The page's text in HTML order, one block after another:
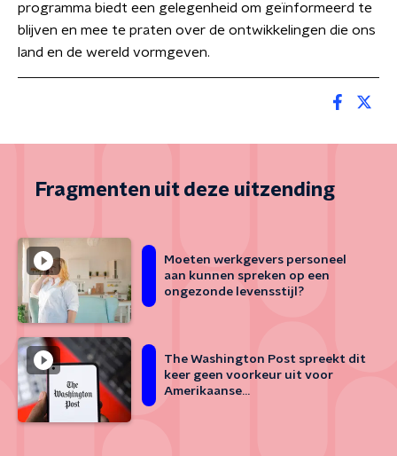
programma biedt een gelegenheid om geïnformeerd te
blijven en mee te praten over de ontwikkelingen die ons
land en de wereld vormgeven.
Fragmenten uit deze uitzending
Moeten werkgevers personeel
aan kunnen spreken op een
ongezonde levensstijl?
The Washington Post spreekt dit
keer geen voorkeur uit voor
Amerikaanse